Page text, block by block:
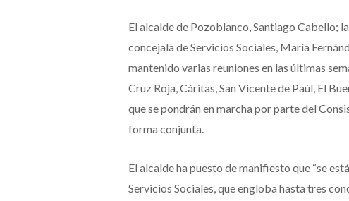
El alcalde de Pozoblanco, Santiago Cabello;
concejala de Servicios Sociales, María
mantenido varias reuniones en las últimas
Cruz Roja, Cáritas, San Vicente de Paúl, El
que se pondrán en marcha por parte del
forma conjunta.
El alcalde ha puesto de manifiesto que “se
Servicios Sociales, que engloba hasta tres